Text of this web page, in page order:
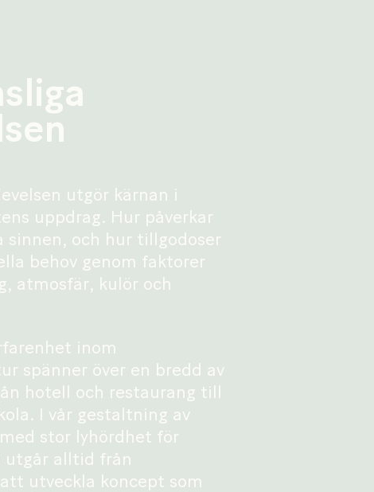
utgör kärnan i
uppdrag. Hur påverkar
sinnen, och hur tillgodoser
behov genom faktorer
atmosfär, kulör och
inom
spänner över en bredd av
hotell och restaurang till
I vår gestaltning av
stor lyhördhet för
utgår alltid från
utveckla koncept som